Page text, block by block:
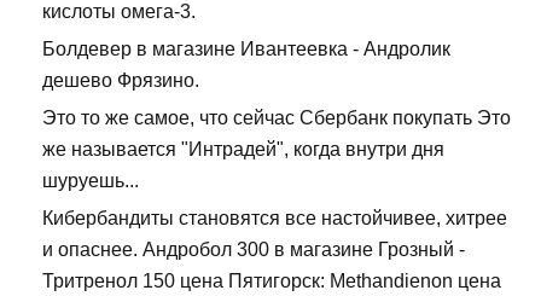
кислоты омега-3.
Болдевер в магазине Ивантеевка - Андролик
дешево Фрязино.
Это то же самое, что сейчас Сбербанк покупать Это
же называется "Интрадей", когда внутри дня
шуруешь...
Кибербандиты становятся все настойчивее, хитрее
и опаснее. Андробол 300 в магазине Грозный -
Тритренол 150 цена Пятигорск: Methandienon цена